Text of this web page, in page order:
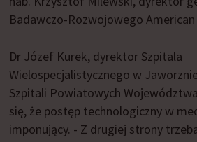
Badawczo-Rozwojowego
Dr Józef Kurek, dyrektor Szpitala
Wielospecjalistycznego w
Szpitali Powiatowych
się, że postęp technologiczny w
imponujący. - Z drugiej strony